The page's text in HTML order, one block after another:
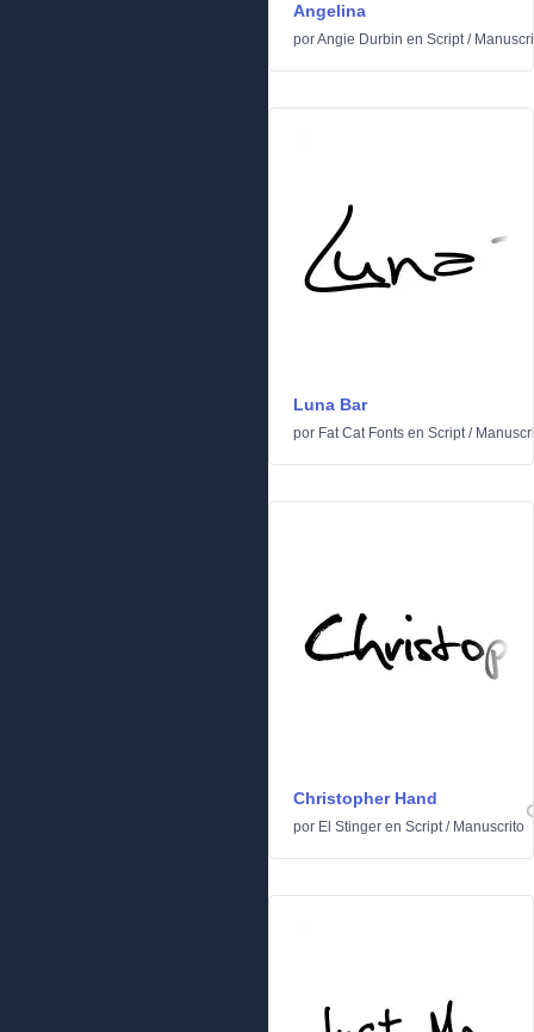
Angelina
porAngie Durbin en Script/
Luna Bar
por Fat Cat Fonts en Script/
Christopher Hand
por El Stinger en Script/ Manuscrito